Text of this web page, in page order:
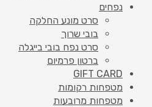
נפחים
סרט מונע החלקה
בובי שרוך
סרט נפח בובי בייגלה
ברטון פרמיום
GIFT CARD
מטפחות רקומות
מטפחות מרובעות